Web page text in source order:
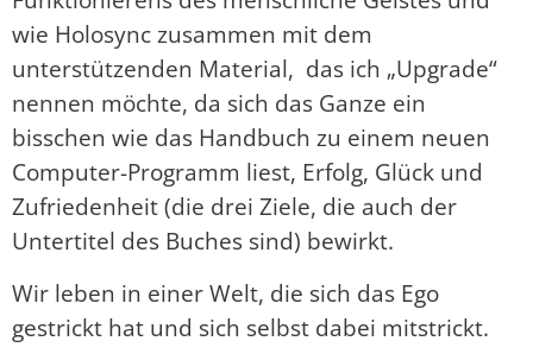
wie Holosync zusammen mit dem
unterstützenden Material, das ich „Upgrade“
nennen möchte, da sich das Ganze ein
bisschen wie das Handbuch zu einem neuen
Computer-Programm liest, Erfolg, Glück und
Zufriedenheit (die drei Ziele, die auch der
Untertitel des Buches sind) bewirkt.
Wir leben in einer Welt, die sich das Ego
gestrickt hat und sich selbst dabei mitstrickt.